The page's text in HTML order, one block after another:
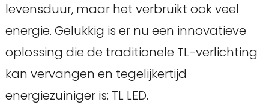
levensduur, maar het verbruikt ook veel
energie. Gelukkig is er nu een innovatieve
oplossing die de traditionele TL-verlichting
kan vervangen en tegelijkertijd
energiezuiniger is: TL LED.